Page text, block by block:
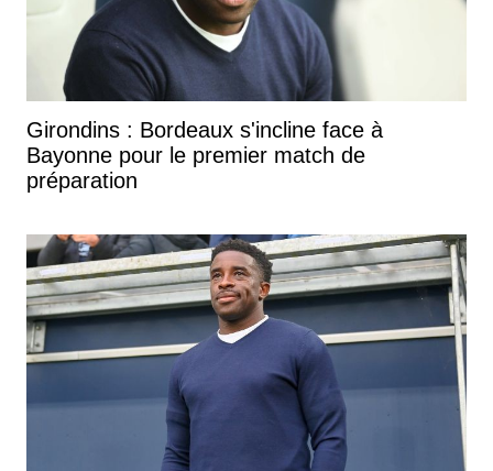
Girondins : Bordeaux s'incline face à
Bayonne pour le premier match de
préparation